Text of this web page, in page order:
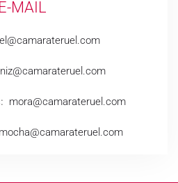
E-MAIL
mora@camarateruel.com